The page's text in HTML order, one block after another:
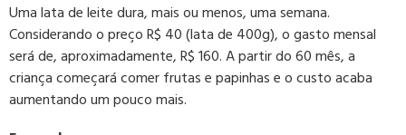
Uma lata de leite dura, mais ou menos, uma semana.
Considerando o preço R$ 40 (lata de 400g), o gasto mensal
será de, aproximadamente, R$ 160. A partir do 60mês,a
criança começará comer frutas e papinhas e o custo acaba
aumentando um pouco mais.